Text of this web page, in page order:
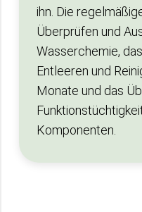
ihn. Die
Überprüfen und
Wasserchemie,
Entleeren und
Monate und das
Komponenten.